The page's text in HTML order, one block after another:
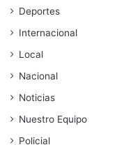
Deportes
Internacional
Local
Nacional
Noticias
Nuestro Equipo
Policial